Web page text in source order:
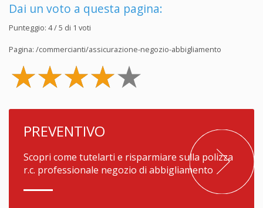
Dai un voto a questa pagina:
Punteggio: 4/ 5 di 1 voti
Pagina: /commercianti/assicurazione-negozio-abbigliamento
PREVENTIVO
Scopri come tutelarti e risparmiare sulla polizza
r.c. professionale negozio di abbigliamento